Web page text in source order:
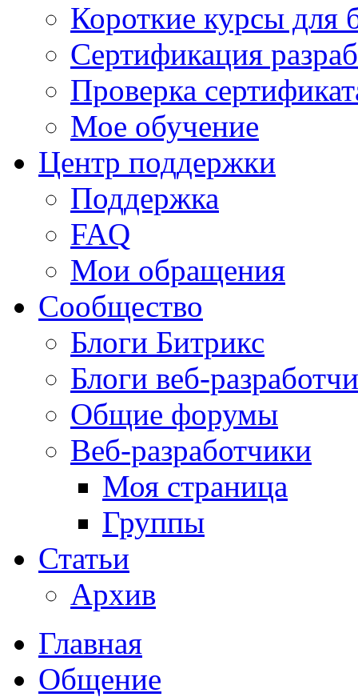
Короткие курсы для
Сертификация
Проверка
Мое обучение
Центр поддержки
Поддержка
FAQ
Мои обращения
Сообщество
Блоги Битрикс
Блоги веб-
Общие форумы
Веб-разработчики
Моя страница
Группы
Статьи
Архив
Главная
Общение